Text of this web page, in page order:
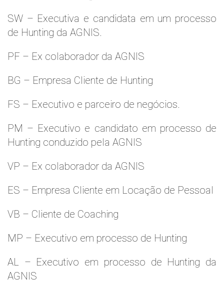
SW – Executiva e candidata em um processo
de Hunting da AGNIS.
PF – Ex colaborador da AGNIS
BG – Empresa Cliente de Hunting
FS – Executivo e parceiro de negócios.
PM – Executivo e candidato em processo de
Hunting conduzido pela AGNIS
VP – Ex colaborador da AGNIS
ES – Empresa Cliente em Locação de Pessoal
VB – Cliente de Coaching
MP – Executivo em processo de Hunting
AL – Executivo em processo de Hunting da
AGNIS